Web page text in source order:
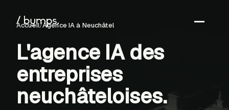
Accueil/Agence IAà Neuchâtel
L'agence IA des
entreprises
neuchâteloises.